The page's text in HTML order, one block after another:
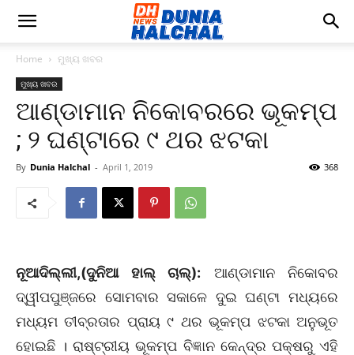
Home ମୁଖ୍ୟ ଖବର
ମୁଖ୍ୟ ଖବର
ଆଣ୍ଡାମାନ ନିକୋବରରେ ଭୂକମ୍ପ
; ୨ ଘଣ୍ଟାରେ ୯ ଥର ଝଟକା
By Dunia Halchal - April 1, 2019 368
ନୂଆଦିଲ୍ଲୀ,(ଦୁନିଆ ହାଲ୍ ଚାଲ୍): ଆଣ୍ଡାମାନ ନିକୋବର
ଦ୍ୱୀପପୁଞ୍ଜରେ ସୋମବାର ସକାଳେ ଦୁଇ ଘଣ୍ଟା ମଧ୍ୟରେ
ମଧ୍ୟମ ତୀବ୍ରତାର ପ୍ରାୟ ୯ ଥର ଭୂକମ୍ପ ଝଟକା ଅନୁଭୂତ
ହୋଇଛି । ରାଷ୍ଟ୍ରୀୟ ଭୂକମ୍ପ ବିଜ୍ଞାନ କେନ୍ଦ୍ର ପକ୍ଷରୁ ଏହି